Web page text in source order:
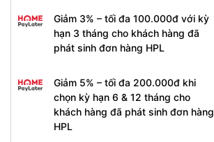
Giảm 3% – tối đa 100.000đ với kỳ
hạn 3 tháng cho khách hàng đã
phát sinh đơn hàng HPL
Giảm 5% – tối đa 200.000đ khi
chọn kỳ hạn 6 & 12 tháng cho
khách hàng đã phát sinh đơn hàng
HPL